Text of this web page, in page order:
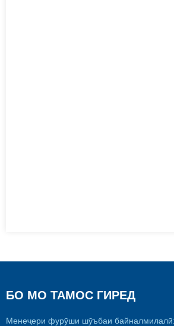
БО МО ТАМОС ГИРЕД
Менеҷери фурӯши шӯъбаи